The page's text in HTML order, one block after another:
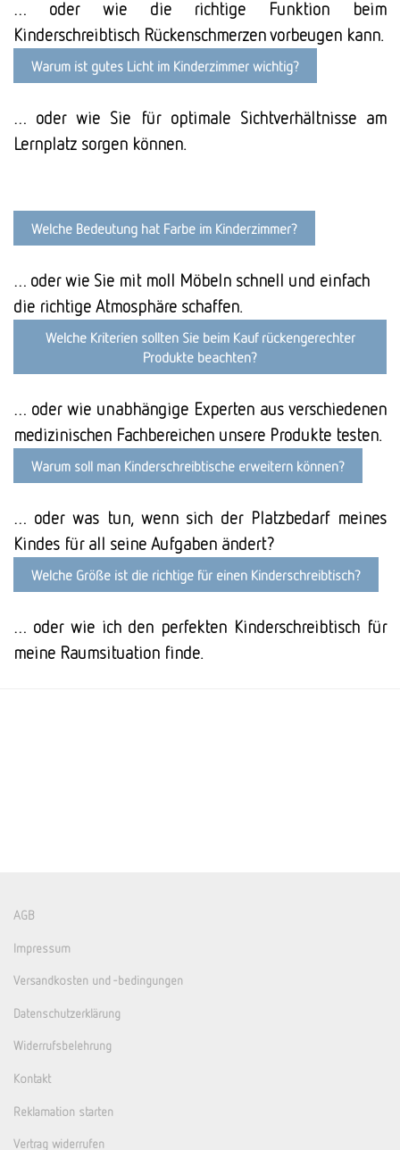
… oder wie die richtige Funktion beim
Kinderschreibtisch Rückenschmerzen vorbeugen kann.
Warum ist gutes Licht im Kinder­zimmer wichtig?
… oder wie Sie für optimale Sichtverhältnisse am
Lernplatz sorgen können.
Welche Bedeutung hat Farbe im Kinderzimmer?
… oder wie Sie mit moll Möbeln schnell und einfach
die richtige Atmosphäre schaffen.
Welche Kriterien sollten Sie beim Kauf rücken­gerechter
Produkte beachten?
… oder wie unabhängige Experten aus verschiedenen
medizinischen Fachbereichen unsere Produkte testen.
Warum soll man Kinder­schreib­tische erweitern können?
… oder was tun, wenn sich der Platzbedarf meines
Kindes für all seine Aufgaben ändert?
Welche Größe ist die richtige für einen Kinderschreibtisch?
… oder wie ich den perfekten Kinderschreibtisch für
meine Raum­situation finde.
AGB
Impressum
Versandkosten und -bedingungen
Datenschutzerklärung
Widerrufsbelehrung
Kontakt
Reklamation starten
Vertrag widerrufen